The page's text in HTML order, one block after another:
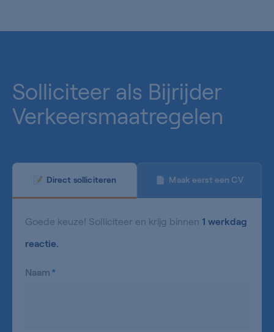
Solliciteer als Bijrijder
Verkeersmaatregelen
📝 Direct solliciteren 📄 Maak eerst een CV
Goede keuze! Solliciteer en krijg binnen 1 werkdag
reactie.
Naam *